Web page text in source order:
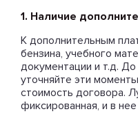
1. Наличие
К дополнительным
бензина, учебного
документации и т.д.
уточняйте эти
стоимость договора.
фиксированная, и в